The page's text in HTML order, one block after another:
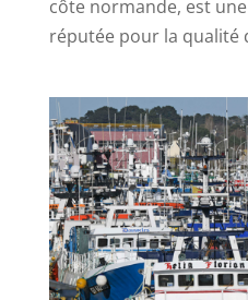
côte normande, est
réputée pour la qualité